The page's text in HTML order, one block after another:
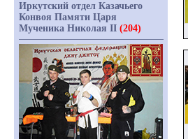
Иркутский отдел Казачьего
Конвоя Памяти Царя
Мученика Николая II (204)